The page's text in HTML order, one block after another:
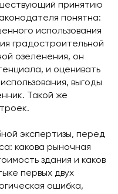
принятию
понятна:
использования
градостроительной
озеленения, он
и оценивать
выгоды
Такой же
экспертизы, перед
какова рыночная
здания и каков
первых двух
ошибка,